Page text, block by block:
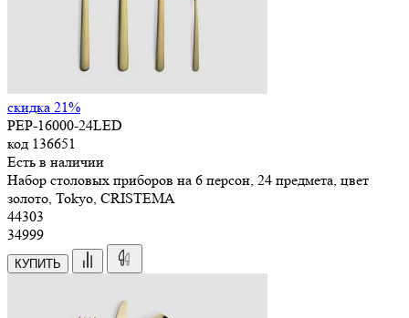
скидка 21%
PEP-16000-24LED
код 136651
Есть в наличии
Набор столовых приборов на 6 персон, 24 предмета, цвет
золото, Tokyo, CRISTEMA
44303
34999
КУПИТЬ